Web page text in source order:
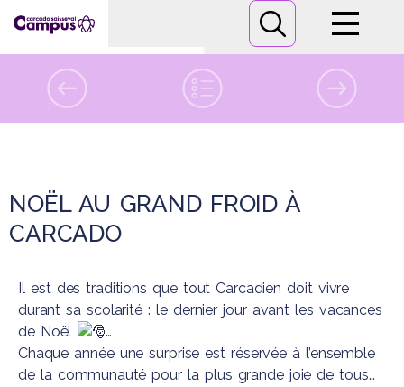
Campus
Formations
Nous contacter
NOËL AU GRAND FROID À
CARCADO
Il est des traditions que tout Carcadien doit vivre
durant sa scolarité : le dernier jour avant les vacances
de Noël
…
Chaque année une surprise est réservée à l’ensemble
de la communauté pour la plus grande joie de tous…